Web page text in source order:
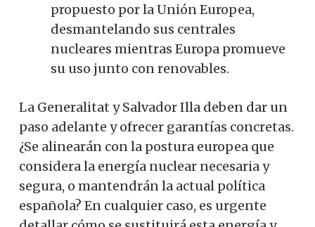
propuesto por la Unión Europea,
desmantelando sus centrales
nucleares mientras Europa promueve
su uso junto con renovables.
La Generalitat y Salvador Illa deben dar un
paso adelante y ofrecer garantías concretas.
¿Se alinearán con la postura europea que
considera la energía nuclear necesaria y
segura, o mantendrán la actual política
española? En cualquier caso, es urgente